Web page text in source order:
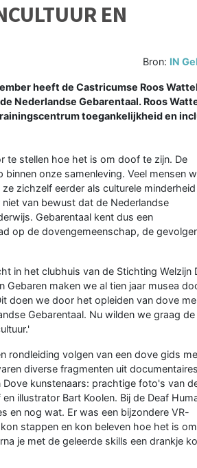
EN
Bron: IN
heeft de Castricumse Roos
Nederlandse Gebarentaal. Roos
toegankelijkheid en
te stellen hoe het is om doof te zijn. De
onze samenleving. Veel mensen
zichzelf eerder als culturele
van bewust dat de Nederlandse
Gebarentaal kent dus een
op de dovengemeenschap, de
in het clubhuis van de Stichting Welzijn
maken we al tien jaar musea
doen we door het opleiden van dove
Gebarentaal. Nu wilden we graag de
rondleiding volgen van een dove gids
diverse fragmenten uit
kunstenaars: prachtige foto's van
illustrator Bart Koolen. Bij de Deaf
en nog wat. Er was een bijzondere VR-
stappen en kon beleven hoe het is
je met de geleerde skills een drankje